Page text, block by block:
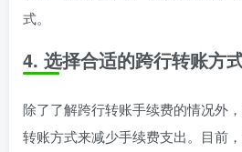
式。
4. 选择合适的跨行转账方
除了了解跨行转账手续费的情况外
转账方式来减少手续费支出。目前